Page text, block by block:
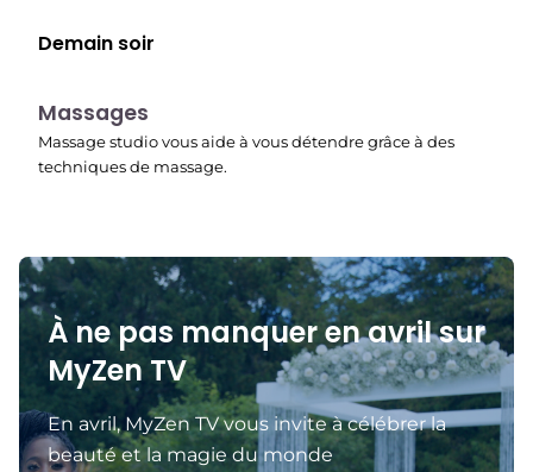
Demain soir
22:45
Massages
Massage studio vous aide à vous détendre grâce à des
techniques de massage.
À ne pas manquer en avril sur
MyZen TV
En avril, MyZen TV vous invite à célébrer la
beauté et la magie du monde